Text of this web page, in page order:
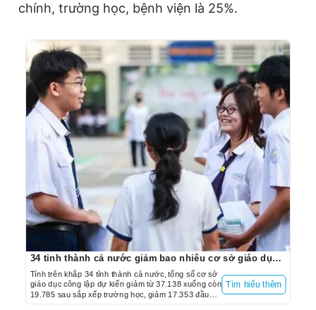
chính, trường học, bệnh viện là 25%.
34 tỉnh thành cả nước giảm bao nhiêu cơ sở giáo dục sau sắp xếp trường học?
Tính trên khắp 34 tỉnh thành cả nước, tổng số cơ sở
giáo dục công lập dự kiến giảm từ 37.138 xuống còn
19.785 sau sắp xếp trường học, giảm 17.353 đầu
mối, tương ứng với giảm 46,7%.
Tìm hiểu thêm